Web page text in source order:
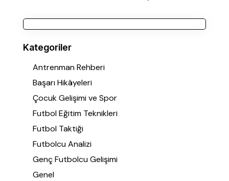
Kategoriler
Antrenman Rehberi
Başarı Hikâyeleri
Çocuk Gelişimi ve Spor
Futbol Eğitim Teknikleri
Futbol Taktiği
Futbolcu Analizi
Genç Futbolcu Gelişimi
Genel